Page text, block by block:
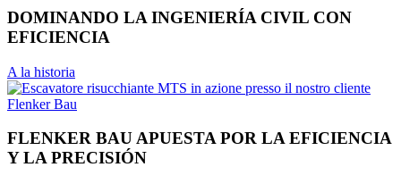
DOMINANDO LA INGENIERÍA CIVIL CON
EFICIENCIA
A la historia
FLENKER BAU APUESTA POR LA EFICIENCIA
Y LA PRECISIÓN